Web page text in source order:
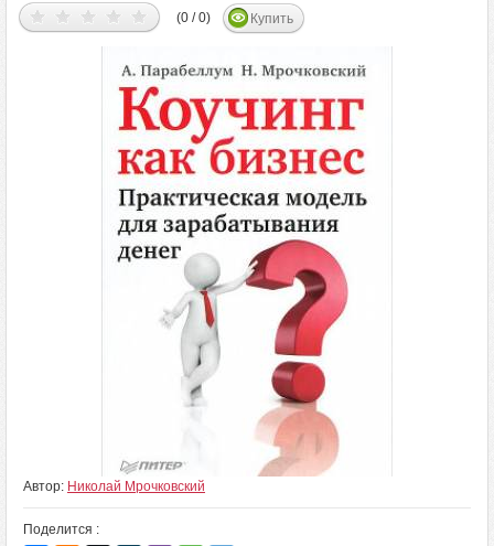
(0 / 0) Купить
Автор: Николай Мрочковский
Поделится :